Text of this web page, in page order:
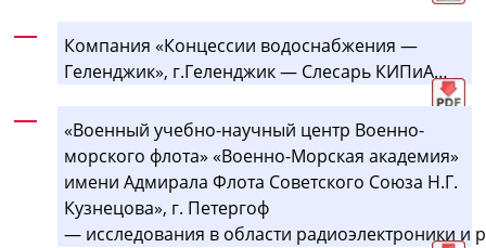
Компания «Концессии водоснабжения —
Геленджик», г.Геленджик — Слесарь КИПиА…
«Военный учебно-научный центр Военно-
морского флота» «Военно-Морская академия»
имени Адмирала Флота Советского Союза Н.Г.
Кузнецова», г. Петергоф
— исследования в области радиоэлектроники